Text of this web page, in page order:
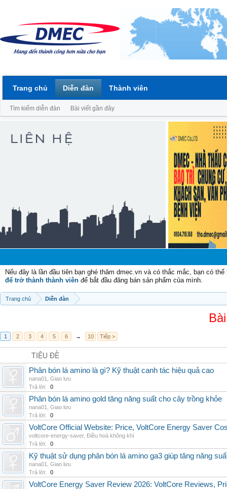
Nếu đây là lần đầu tiên bạn ghé thăm dmec.vn và có thắc mắc, bạn có
để trở thành thành viên để bắt đầu đăng bán sản phẩm của mình.
Trang chủ Diễn đàn
1 2 3 4 5 6 → 10 Tiếp >
TIÊU ĐỀ
Phân bón lá amino là gì? Kỹ thuật canh tác hiệu quả cao
nana01
Giao lưu
Trả lời:
0
Phân bón lá amino gold tăng năng suất cho cây trồng khỏe
nana01
Giao lưu
Trả lời:
0
VoltCore Official Website: Price, VoltCore Energy Saver
voltcore-energy-saver, Điều hoà không khí
Trả lời:
0
Kỹ thuật sử dụng phân bón lá amino ga3 giúp tăng năng
nana01
Giao lưu
Trả lời:
0
VoltCore Energy Saver Review 2026: VoltCore Reviews,
Trang chủ Diễn đàn
Tìm kiếm diễn đàn Bài viết gần đây
Thành viên